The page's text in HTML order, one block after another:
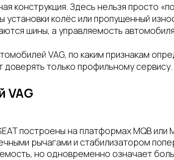
Здесь нельзя просто
колёс или пропущенный
шины, а управляемость
VAG, по каким признакам
только профильному сервису.
VAG
построены на платформах MQB или
рычагами и стабилизатором
но одновременно означает